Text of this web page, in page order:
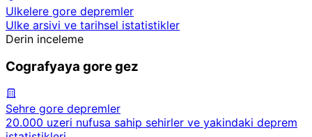
Ulkelere gore depremler
Ulke arsivi ve tarihsel istatistikler
Derin inceleme
Cografyaya gore gez
Sehre gore depremler
20.000 uzeri nufusa sahip sehirler ve yakindaki deprem